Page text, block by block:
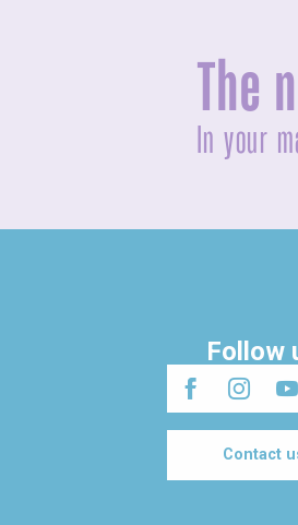
The
In your
Follow
Contact